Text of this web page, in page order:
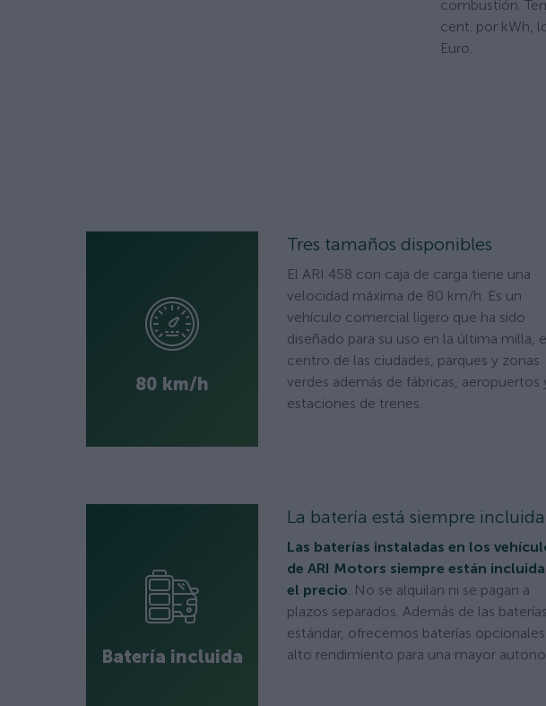
combustión.
cent. por kWh,
Euro.
80 km/h
Tres tamaños disponibles
El ARI 458 con caja de carga tiene una
velocidad máxima de 80 km/h. Es un
vehículo comercial ligero que ha sido
diseñado para su uso en la última milla,
centro de las ciudades, parques y zonas
verdes además de fábricas, aeropuertos
estaciones de trenes.
Batería incluida
La batería está siempre incluida
Las baterías instaladas en los
de ARI Motors siempre están
el precio. No se alquilan ni se pagan a
plazos separados. Además de las baterías
estándar, ofrecemos baterías
alto rendimiento para una mayor